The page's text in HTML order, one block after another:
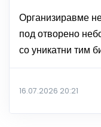
Организиравме
под отворено
со уникатни тим
16.07.2026 20:21